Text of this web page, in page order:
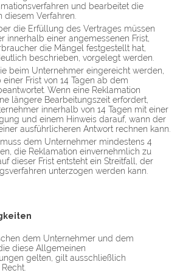
und bearbeitet die
diesem Verfahren.
die Erfüllung des Vertrages müssen
innerhalb einer angemessenen Frist,
die Mängel festgestellt hat,
beschrieben, vorgelegt werden.
beim Unternehmer eingereicht werden,
Frist von 14 Tagen ab dem
Wenn eine Reklamation
längere Bearbeitungszeit erfordert,
innerhalb von 14 Tagen mit einer
und einem Hinweis darauf, wann der
ausführlicheren Antwort rechnen kann.
dem Unternehmer mindestens 4
die Reklamation einvernehmlich zu
dieser Frist entsteht ein Streitfall, der
unterzogen werden kann.
dem Unternehmer und dem
diese Allgemeinen
gelten, gilt ausschließlich